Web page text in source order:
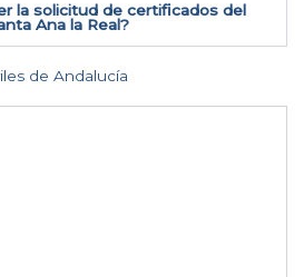
la solicitud de certificados del
Ana la Real​?
de Andalucía